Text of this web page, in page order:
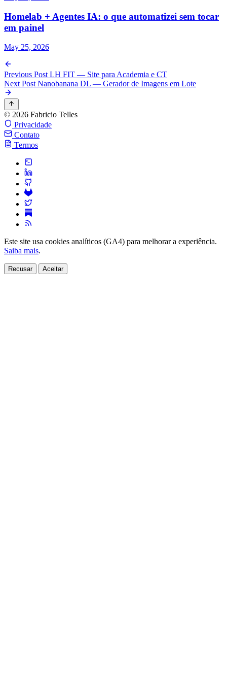
Homelab + Agentes IA: o que automatizei sem tocar
em painel
May 25, 2026
Previous Post LH FIT — Site para Academia e CT
Next Post Nanobanana DL — Gerador de Imagens em Lote
© 2026 Fabricio Telles
Privacidade
Contato
Termos
Este site usa cookies analíticos (GA4) para melhorar a experiência.
Saiba mais.
Recusar Aceitar